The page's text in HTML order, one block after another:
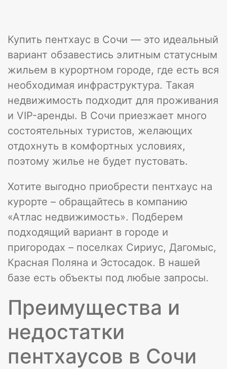
Купить пентхаус в Сочи — это идеальный
вариант обзавестись элитным статусным
жильем в курортном городе, где есть вся
необходимая инфраструктура. Такая
недвижимость подходит для проживания
и VIP-аренды. В Сочи приезжает много
состоятельных туристов, желающих
отдохнуть в комфортных условиях,
поэтому жилье не будет пустовать.
Хотите выгодно приобрести пентхаус на
курорте – обращайтесь в компанию
«Атлас недвижимость». Подберем
подходящий вариант в городе и
пригородах – поселках Сириус, Дагомыс,
Красная Поляна и Эстосадок. В нашей
базе есть объекты под любые запросы.
Преимущества и
недостатки
пентхаусов в Сочи